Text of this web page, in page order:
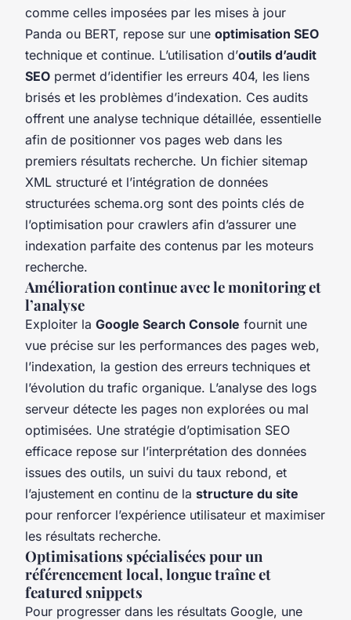
comme celles imposées par les mises à jour
Panda ou BERT, repose sur une optimisation SEO
technique et continue. L’utilisation d’outils d’audit
SEO permet d’identifier les erreurs 404, les liens
brisés et les problèmes d’indexation. Ces audits
offrent une analyse technique détaillée, essentielle
afin de positionner vos pages web dans les
premiers résultats recherche. Un fichier sitemap
XML structuré et l’intégration de données
structurées schema.org sont des points clés de
l’optimisation pour crawlers afin d’assurer une
indexation parfaite des contenus par les moteurs
recherche.
Amélioration continue avec le monitoring et
l’analyse
Exploiter la Google Search Console fournit une
vue précise sur les performances des pages web,
l’indexation, la gestion des erreurs techniques et
l’évolution du trafic organique. L’analyse des logs
serveur détecte les pages non explorées ou mal
optimisées. Une stratégie d’optimisation SEO
efficace repose sur l’interprétation des données
issues des outils, un suivi du taux rebond, et
l’ajustement en continu de la structure du site
pour renforcer l’expérience utilisateur et maximiser
les résultats recherche.
Optimisations spécialisées pour un
référencement local, longue traîne et
featured snippets
Pour progresser dans les résultats Google, une